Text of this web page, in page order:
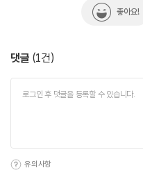
좋아요!
댓글 (1건)
유의사항